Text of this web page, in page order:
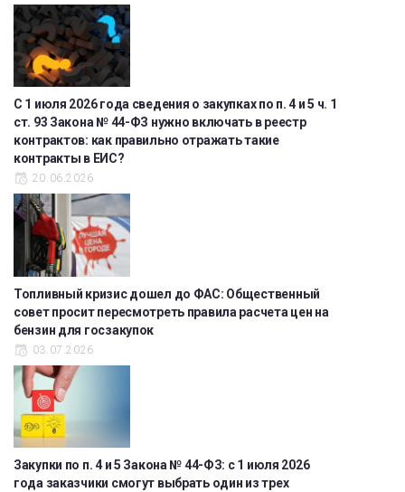
С 1 июля 2026 года сведения о закупках по п. 4 и 5 ч. 1
ст. 93 Закона № 44-ФЗ нужно включать в реестр
контрактов: как правильно отражать такие
контракты в ЕИС?
20.06.2026
Топливный кризис дошел до ФАС: Общественный
совет просит пересмотреть правила расчета цен на
бензин для госзакупок
03.07.2026
Закупки по п. 4 и 5 Закона № 44-ФЗ: с 1 июля 2026
года заказчики смогут выбрать один из трех